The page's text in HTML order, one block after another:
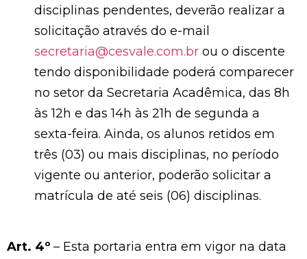
disciplinas pendentes, deverão realizar a
solicitação através do e-mail
secretaria@cesvale.com.br ou o discente
tendo disponibilidade poderá comparecer
no setor da Secretaria Acadêmica, das 8h
às 12h e das 14h às 21h de segunda a
sexta-feira. Ainda, os alunos retidos em
três (03) ou mais disciplinas, no período
vigente ou anterior, poderão solicitar a
matrícula de até seis (06) disciplinas.
Art. 4º – Esta portaria entra em vigor na data